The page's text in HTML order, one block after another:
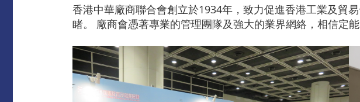
香港中華廠商聯合會創立於1934年，致力促進香港工業及貿
睹。 廠商會憑著專業的管理團隊及強大的業界網絡，相信定